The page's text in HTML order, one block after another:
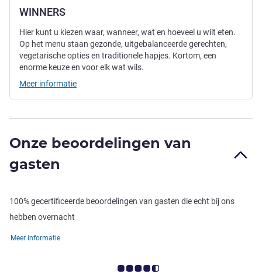
WINNERS
Hier kunt u kiezen waar, wanneer, wat en hoeveel u wilt eten.
Op het menu staan gezonde, uitgebalanceerde gerechten,
vegetarische opties en traditionele hapjes. Kortom, een
enorme keuze en voor elk wat wils.
Meer informatie
Onze beoordelingen van
gasten
100% gecertificeerde beoordelingen van gasten die echt bij ons
hebben overnacht
Meer informatie